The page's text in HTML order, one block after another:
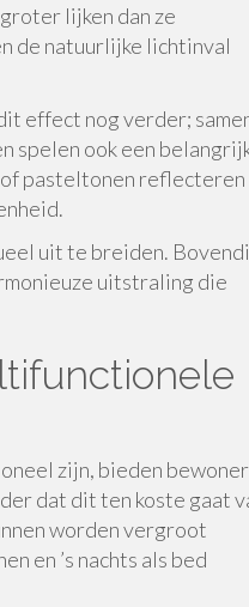
lijken dan ze
de natuurlijke lichtinval
effect nog verder;
spelen ook een
pasteltonen reflecteren
uit te breiden.
uitstraling die
zijn, bieden
dat dit ten koste gaat
worden vergroot
en ’s nachts als bed